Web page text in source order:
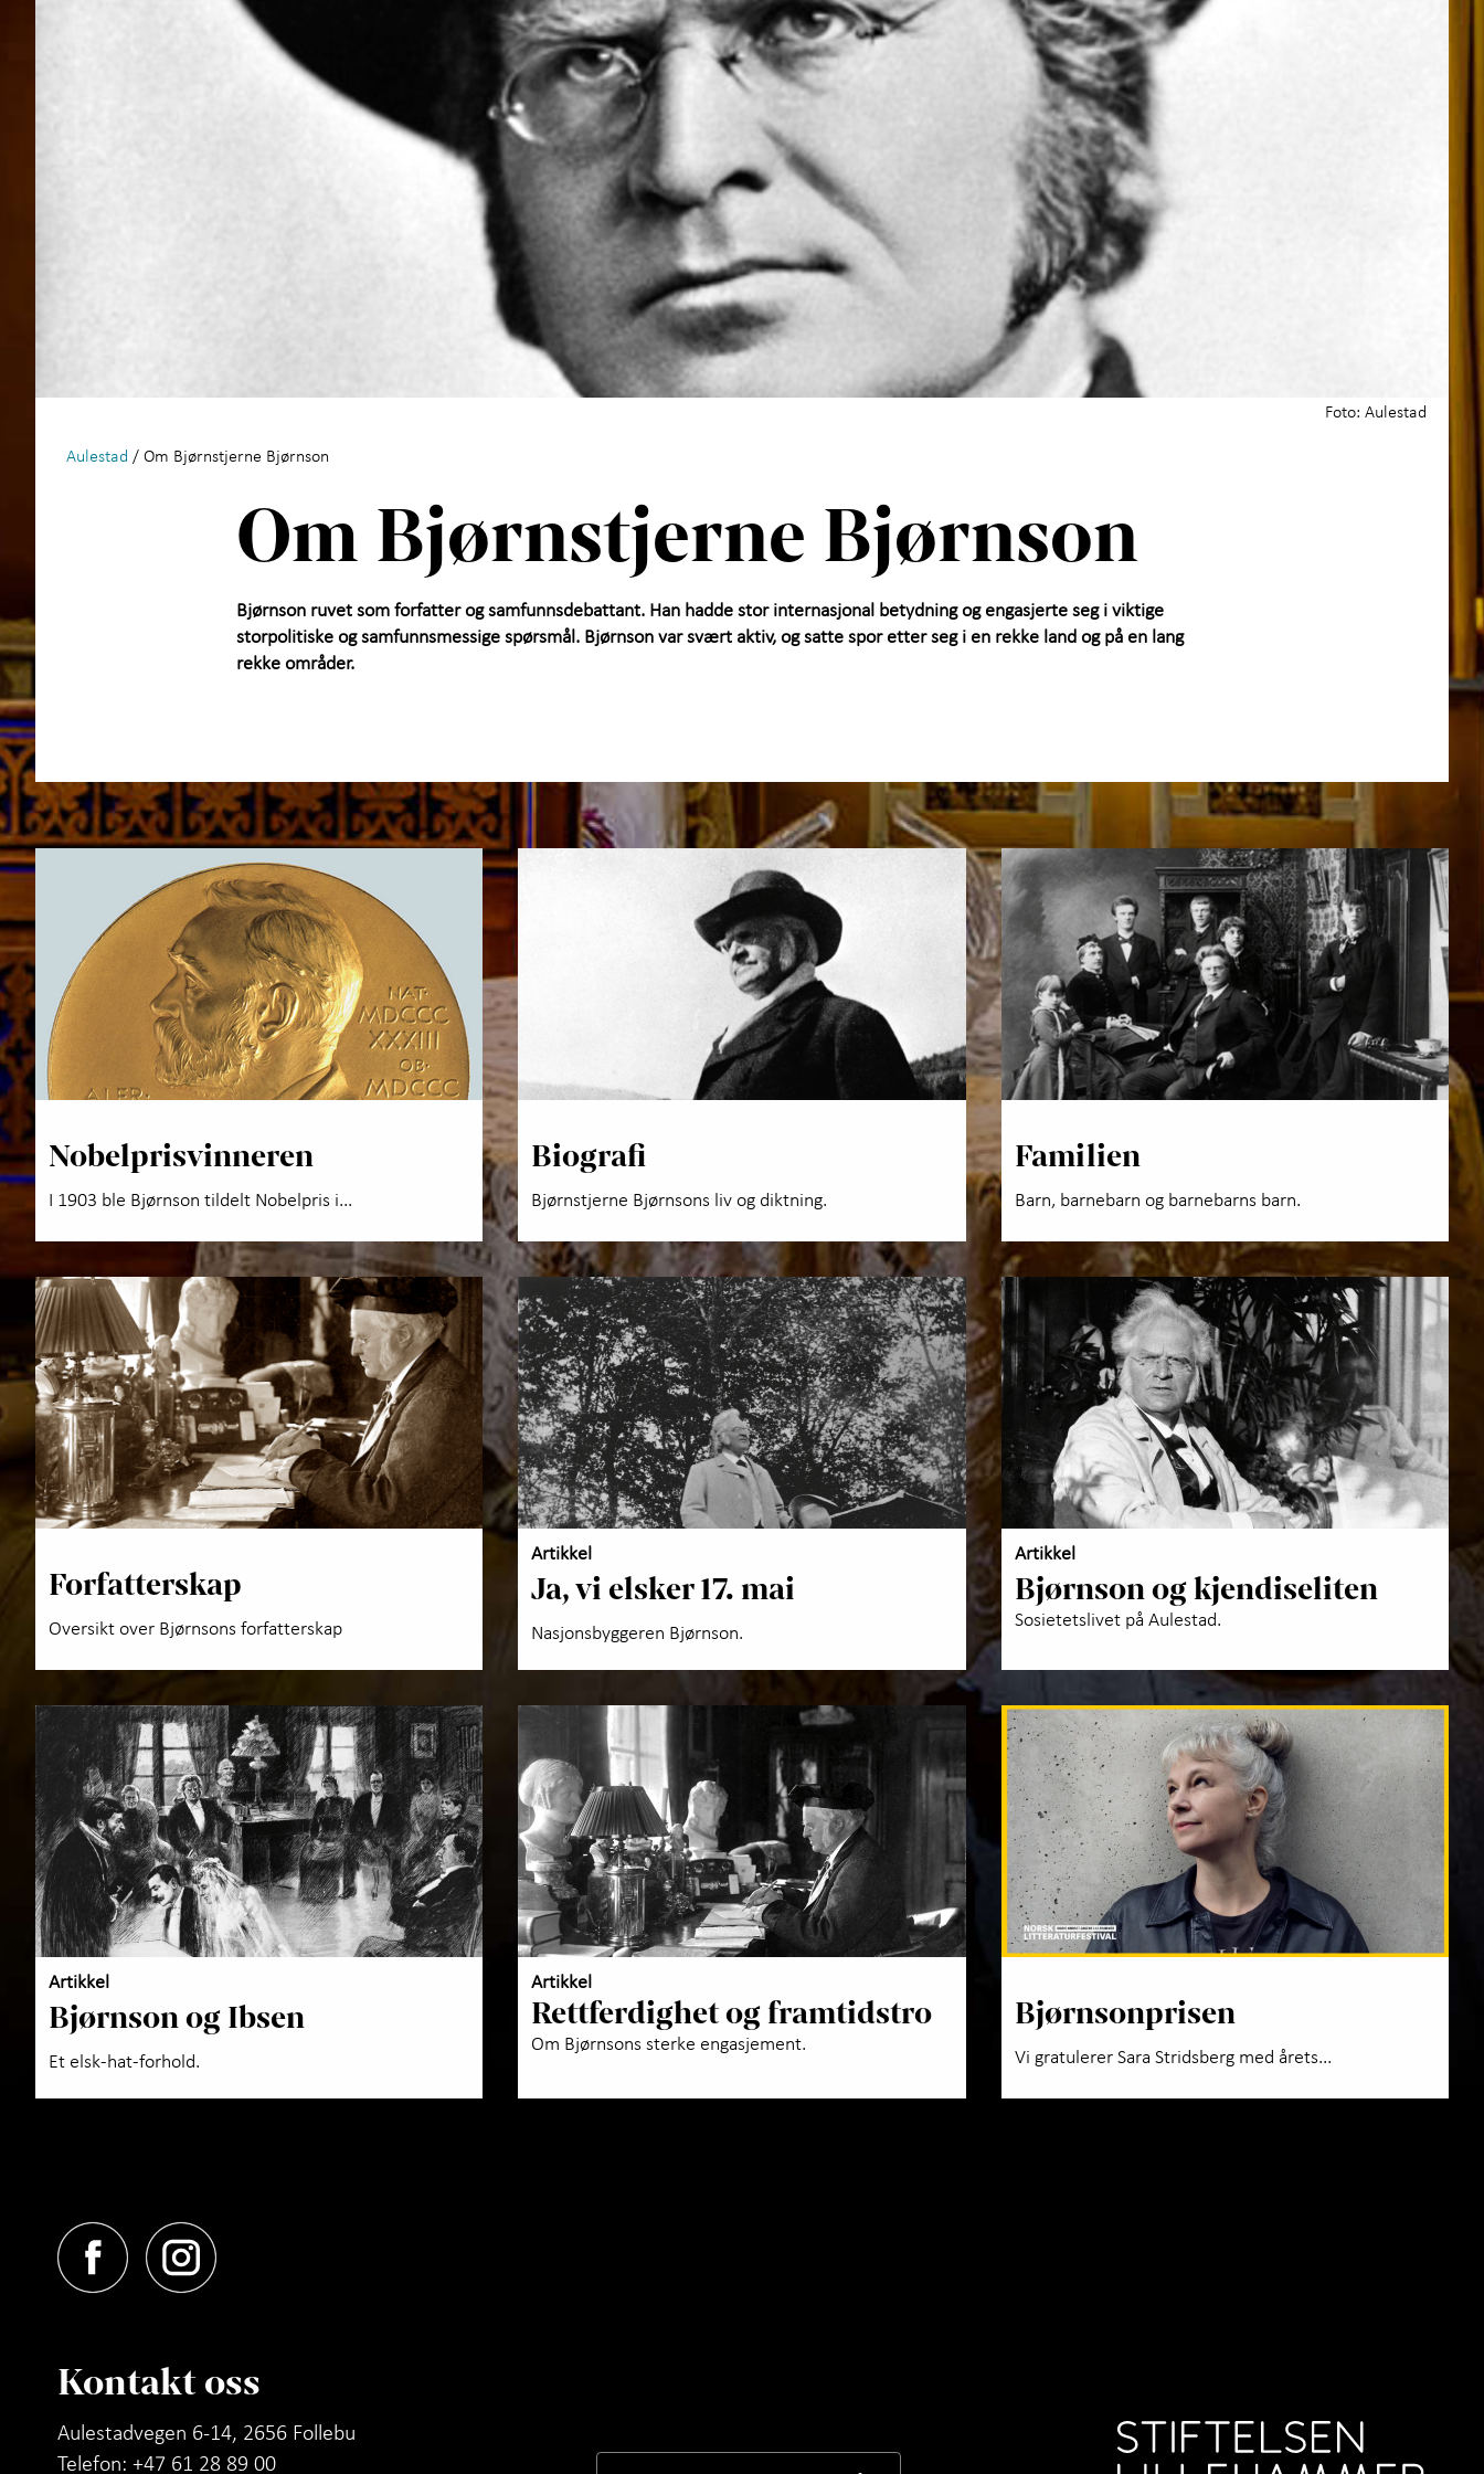
Selskaper med servering
+
Kunnskap og læring
Kontakt oss
Foto: Aulestad
Aulestad / Om Bjørnstjerne Bjørnson
Om Bjørnstjerne Bjørnson
Bjørnson ruvet som forfatter og samfunnsdebattant. Han hadde stor internasjonal betydning og engasjerte seg i viktige
storpolitiske og samfunnsmessige spørsmål. Bjørnson var svært aktiv, og satte spor etter seg i en rekke land og på en lang
rekke områder.
Nobelprisvinneren
I 1903 ble Bjørnson tildelt Nobelpris i...
Biografi
Bjørnstjerne Bjørnsons liv og diktning.
Familien
Barn, barnebarn og barnebarns barn.
Forfatterskap
Oversikt over Bjørnsons forfatterskap
Artikkel
Ja, vi elsker 17. mai
Nasjonsbyggeren Bjørnson.
Artikkel
Bjørnson og kjendiseliten
Sosietetslivet på Aulestad.
Artikkel
Bjørnson og Ibsen
Et elsk-hat-forhold.
Artikkel
Rettferdighet og framtidstro
Om Bjørnsons sterke engasjement.
Bjørnsonprisen
Vi gratulerer Sara Stridsberg med årets...
Kontakt oss
Aulestadvegen 6-14, 2656 Follebu
Telefon: +47 61 28 89 00